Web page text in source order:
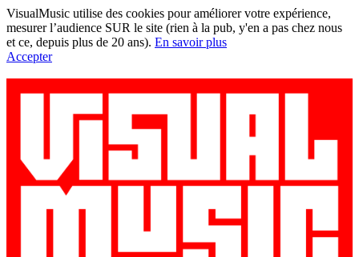
VisualMusic utilise des cookies pour améliorer votre expérience,
mesurer l’audience SUR le site (rien à la pub, y'en a pas chez nous
et ce, depuis plus de 20 ans). En savoir plus
Accepter